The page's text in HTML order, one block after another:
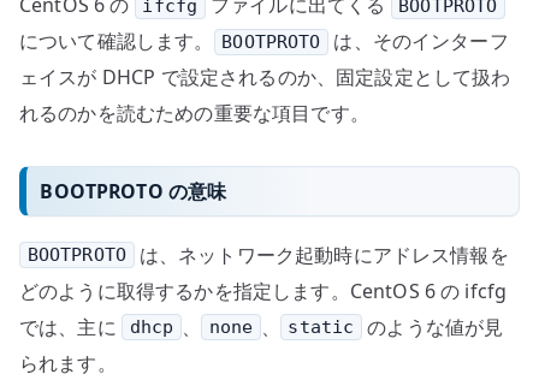
ifcfg BOOTPROTO
について確認します。 BOOTPROTO
は、そのインターフ
ェイスが DHCP で設定されるのか、固定設定として扱わ
れるのかを読むための重要な項目です。
BOOTPROTO の意味
BOOTPROTO
は、ネットワーク起動時にアドレス情報を
どのように取得するかを指定します。CentOS 6 の ifcfg
では、主に
dhcp 、 none 、 static
のような値が見
られます。